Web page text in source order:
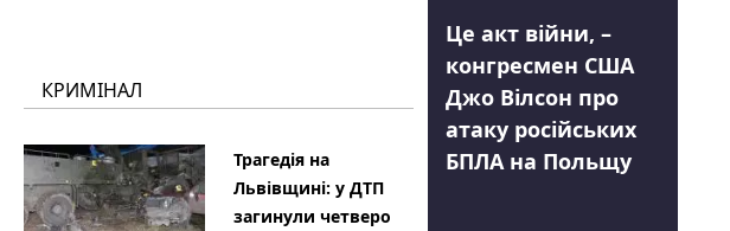
КРИМІНАЛ
Трагедія на
Львівщині: у ДТП
загинули четверо
Це акт війни, –
конгресмен США
Джо Вілсон про
атаку російських
БПЛА на Польщу